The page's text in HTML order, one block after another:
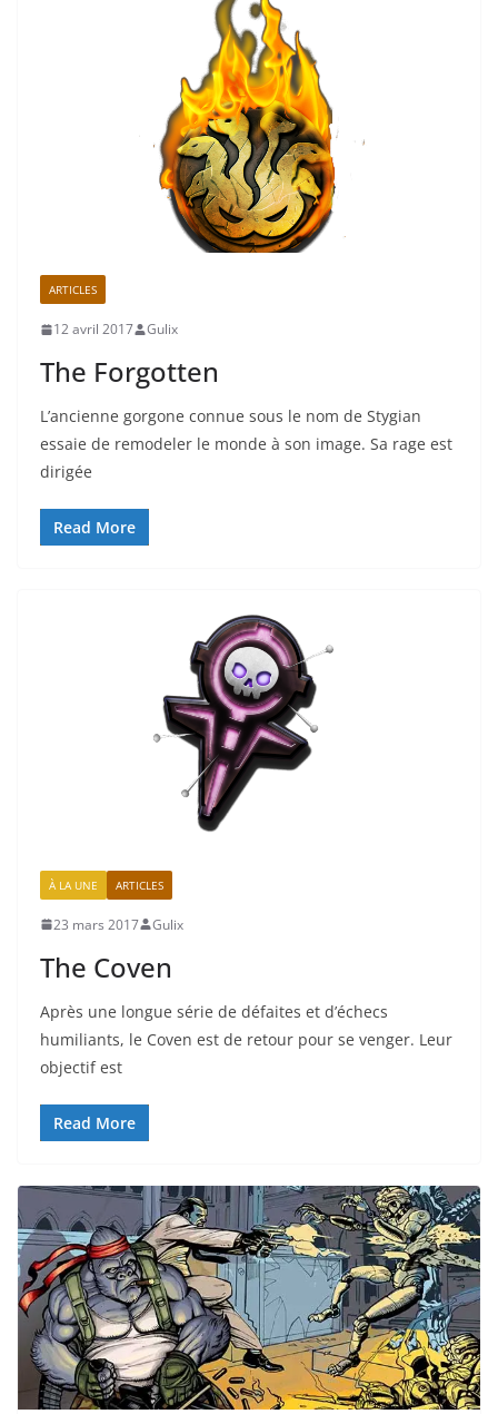
ARTICLES
12 avril 2017 Gulix
The Forgotten
L’ancienne gorgone connue sous le nom de Stygian
essaie de remodeler le monde à son image. Sa rage est
dirigée
Read More
À LA UNE ARTICLES
23 mars 2017 Gulix
The Coven
Après une longue série de défaites et d’échecs
humiliants, le Coven est de retour pour se venger. Leur
objectif est
Read More